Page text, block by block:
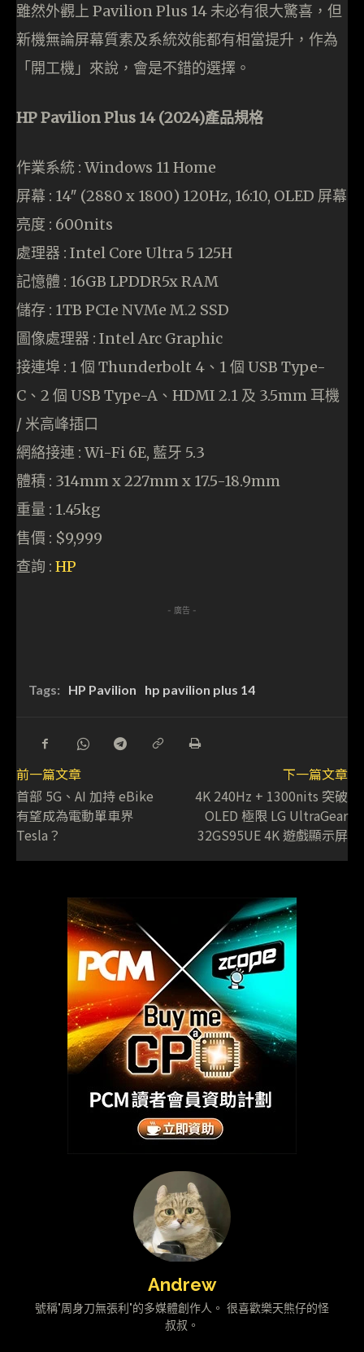
雖然外觀上 Pavilion Plus 14 未必有很大驚喜，但
新機無論屏幕質素及系統效能都有相當提升，作為
「開工機」來說，會是不錯的選擇。
HP Pavilion Plus 14 (2024)產品規格
作業系統 : Windows 11 Home
屏幕 : 14″ (2880 x 1800) 120Hz, 16:10, OLED 屏幕
亮度 : 600nits
處理器 : Intel Core Ultra 5 125H
記憶體 : 16GB LPDDR5x RAM
儲存 : 1TB PCIe NVMe M.2 SSD
圖像處理器 : Intel Arc Graphic
接連埠 : 1 個 Thunderbolt 4、1 個 USB Type-
C、2 個 USB Type-A、HDMI 2.1 及 3.5mm 耳機
/ 米高峰插口
網絡接連 : Wi-Fi 6E, 藍牙 5.3
體積 : 314mm x 227mm x 17.5-18.9mm
重量 : 1.45kg
售價 : $9,999
查詢 : HP
- 廣告 -
Tags: HP Pavilion hp pavilion plus 14
前一篇文章
首部 5G、AI 加持 eBike
有望成為電動單車界
Tesla？
下一篇文章
4K 240Hz + 1300nits 突破
OLED 極限 LG UltraGear
32GS95UE 4K 遊戲顯示屏
Andrew
號稱"周身刀無張利"的多媒體創作人。 很喜歡樂天熊仔的怪
叔叔。